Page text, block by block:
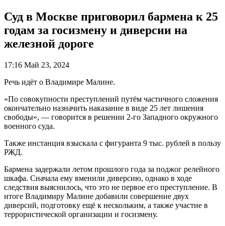
Суд в Москве приговорил бармена к 25
годам за госизмену и диверсии на
железной дороге
17:16 Май 23, 2024
Речь идёт о Владимире Малине.
«По совокупности преступлений путём частичного сложения
окончательно назначить наказание в виде 25 лет лишения
свободы», — говорится в решении 2-го Западного окружного
военного суда.
Также инстанция взыскала с фигуранта 9 тыс. рублей в пользу
РЖД.
Бармена задержали летом прошлого года за поджог релейного
шкафа. Сначала ему вменили диверсию, однако в ходе
следствия выяснилось, что это не первое его преступление. В
итоге Владимиру Малине добавили совершение двух
диверсий, подготовку ещё к нескольким, а также участие в
террористической организации и госизмену.